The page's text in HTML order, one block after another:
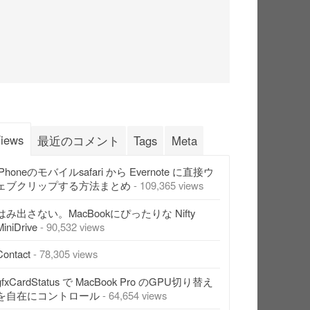
最近のコメント Tags Meta
のモバイルsafari から Evernote に直接ウ
ブクリップする方法まとめ - 109,365 views
み出さない。MacBookにぴったりな Nifty
- 90,532 views
- 78,305 views
で MacBook Pro のGPU切り替え
自在にコントロール- 64,654 views